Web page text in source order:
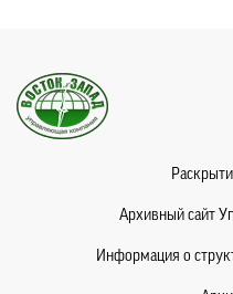
Архивный сайт
Информация о